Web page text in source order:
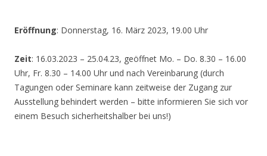
Eröffnung: Donnerstag, 16. März 2023, 19.00 Uhr
Zeit: 16.03.2023 – 25.04.23, geöffnet Mo. – Do. 8.30 – 16.00
Uhr, Fr. 8.30 – 14.00 Uhr und nach Vereinbarung (durch
Tagungen oder Seminare kann zeitweise der Zugang zur
Ausstellung behindert werden – bitte informieren Sie sich vor
einem Besuch sicherheitshalber bei uns!)